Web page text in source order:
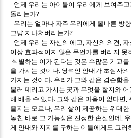
- 언제 우리는 아이들이 우리에게 보여주
돌리는가?
- 우리는 얼마나 자주 우리에게 올바른 방
그냥 지나쳐버리는가?
- 언제 우리는 자신의 에고 ,자신의 의견 ,자
이상 효과적이지 않은 무언가를 버리지 못
식별하는 이가 된다는 것은 수많은 기교
을 가지는 것이다. 영적인 안내가 초심자
가지는 것이다. 우리가 그와 같은 겸손함을
불러 데리고 가시는 곳과 무엇을 할지와
해 배울 수 있다. 그와 같은 마음이 없다면 ,
을지는 모르나, 우리 삶이 제공하는 위대
놓친 바로 그 가능성은 진정한 손실인데 ,
게 안내와 지지를 구하는 이들에게도 그러